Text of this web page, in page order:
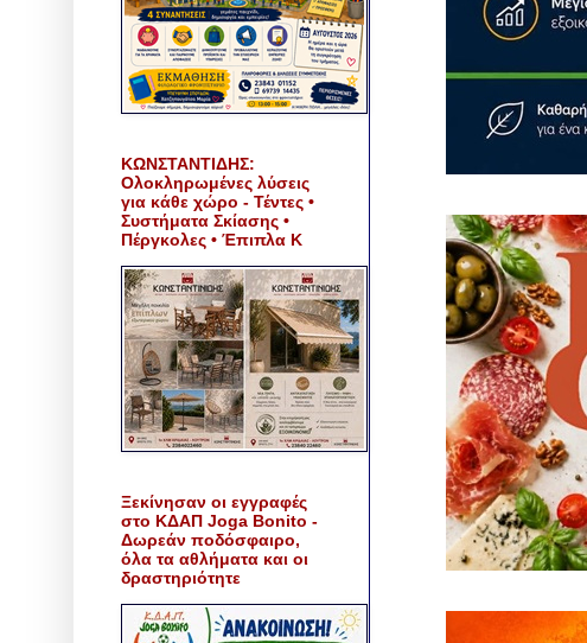
ΚΩΝΣΤΑΝΤΙΔΗΣ:
Ολοκληρωμένες λύσεις
για κάθε χώρο - Τέντες •
Συστήματα Σκίασης •
Πέργκολες • Έπιπλα Κ
Ξεκίνησαν οι εγγραφές
στο ΚΔΑΠ Joga Bonito -
Δωρεάν ποδόσφαιρο,
όλα τα αθλήματα και οι
δραστηριότητε